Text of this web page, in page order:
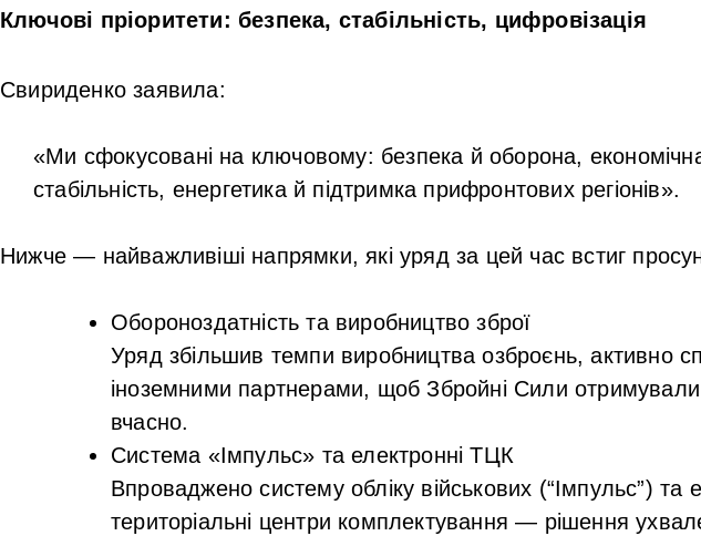
Ключові пріоритети: безпека, стабільність, цифровізація
Свириденко заявила:
«Ми сфокусовані на ключовому: безпека й оборона,
стабільність, енергетика й підтримка прифронтових регіонів».
Нижче — найважливіші напрямки, які уряд за цей час встиг
Обороноздатність та виробництво зброї
Уряд збільшив темпи виробництва озброєнь, активно
іноземними партнерами, щоб Збройні Сили отримували
вчасно.
Система «Імпульс» та електронні ТЦК
Впроваджено систему обліку військових (“Імпульс”) та
територіальні центри комплектування — рішення